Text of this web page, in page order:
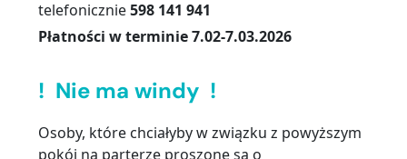
telefonicznie598 141 941
Płatności w terminie 7.02-7.03.2026
! Nie ma windy !
Osoby, które chciałyby w związku z powyższym
pokój na parterze proszone są o